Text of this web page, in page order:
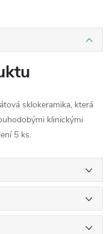
sklokeramika, která
klinickými
5 ks.